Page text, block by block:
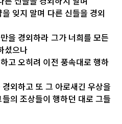
잊지 말며 다른 신들을 경외
을 경외하라 그가 너희를 모든
셨으나
고 오히려 이전 풍속대로 행하
외하고 또 그 아로새긴 우상을
의 조상들이 행하던 대로 그들